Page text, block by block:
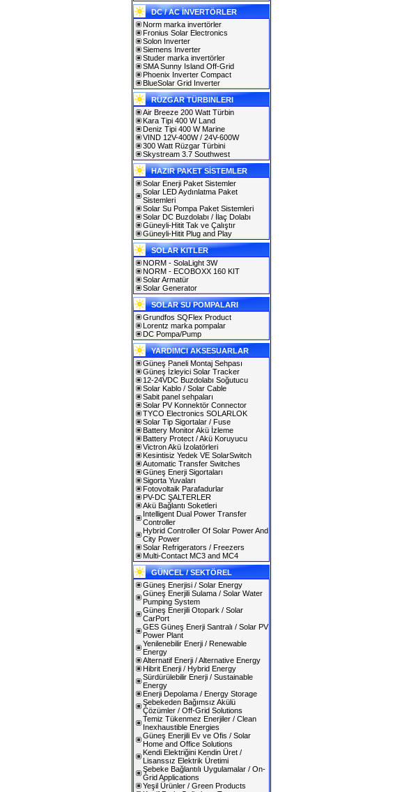
DC / AC İNVERTÖRLER
Norm marka invertörler
Fronius Solar Electronics
Solon Inverter
Siemens Inverter
Studer marka invertörler
SMA Sunny Island Off-Grid
Phoenix Inverter Compact
BlueSolar Grid Inverter
RÜZGAR TÜRBINLERI
Air Breeze 200 Watt Türbin
Kara Tipi 400 W Land
Deniz Tipi 400 W Marine
VIND 12V-400W / 24V-600W
300 Watt Rüzgar Türbini
Skystream 3.7 Southwest
HAZIR PAKET SİSTEMLER
Solar Enerji Paket Sistemler
Solar LED Aydınlatma Paket
Sistemleri
Solar Su Pompa Paket Sistemleri
Solar DC Buzdolabı / İlaç Dolabı
Güneyli-Hitit Tak ve Çalıştır
Güneyli-Hitit Plug and Play
SOLAR KITLER
NORM - SolaLight 3W
NORM - ECOBOXX 160 KIT
Solar Armatür
Solar Generator
SOLAR SU POMPALARI
Grundfos SQFlex Product
Lorentz marka pompalar
DC Pompa/Pump
YARDIMCI AKSESUARLAR
Güneş Paneli Montaj Sehpası
Güneş İzleyici Solar Tracker
12-24VDC Buzdolabı Soğutucu
Solar Kablo / Solar Cable
Sabit panel sehpaları
Solar PV Konnektör Connector
TYCO Electronics SOLARLOK
Solar Tip Sigortalar / Fuse
Battery Monitor Akü İzleme
Battery Protect / Akü Koruyucu
Victron Akü İzolatörleri
Kesintisiz Yedek VE SolarSwitch
Automatic Transfer Switches
Güneş Enerji Sigortaları
Sigorta Yuvaları
Fotovoltaik Parafadurlar
PV-DC ŞALTERLER
Akü Bağlantı Soketleri
Intelligent Dual Power Transfer
Controller
Hybrid Controller Of Solar Power And
City Power
Solar Refrigerators / Freezers
Multi-Contact MC3 and MC4
GÜNCEL / SEKTÖREL
Güneş Enerjisi / Solar Energy
Güneş Enerjili Sulama / Solar Water
Pumping System
Güneş Enerjili Otopark / Solar
CarPort
GES Güneş Enerji Santralı / Solar PV
Power Plant
Yenilenebilir Enerji / Renewable
Energy
Alternatif Enerji / Alternative Energy
Hibrit Enerji / Hybrid Energy
Sürdürülebilir Enerji / Sustainable
Energy
Enerji Depolama / Energy Storage
Şebekeden Bağımsız Akülü
Çözümler / Off-Grid Solutions
Temiz Tükenmez Enerjiler / Clean
Inexhaustible Energies
Güneş Enerjili Ev ve Ofis / Solar
Home and Office Solutions
Kendi Elektriğini Kendin Üret /
Lisanssız Elektrik Üretimi
Şebeke Bağlantılı Uygulamalar / On-
Grid Applications
Yeşil Ürünler / Green Products